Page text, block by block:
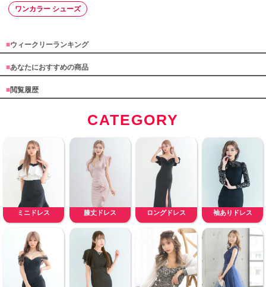
ワンカラー シューズ
■ウィークリーランキング
■あなたにおすすめの商品
■閲覧履歴
CATEGORY
ミニドレス 膝丈ドレス ロングドレス 袖ありドレス